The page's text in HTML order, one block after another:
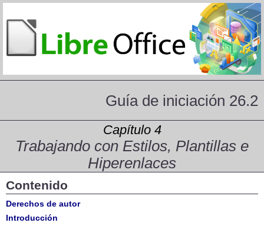
Guía de iniciación 26.2
Capítulo 4
Trabajando con Estilos, Plantillas e
Hiperenlaces
Contenido
Derechos de autor
Introducción